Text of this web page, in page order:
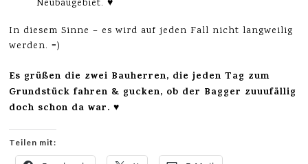
Neubaugebiet. ♥
In diesem Sinne – es wird auf jeden Fall nicht langweilig
werden. =)
Es grüßen die zwei Bauherren, die jeden Tag zum
Grundstück fahren & gucken, ob der Bagger zuuufällig
doch schon da war. ♥
Teilen mit: